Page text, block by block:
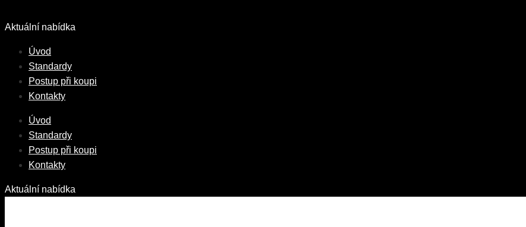
na
Aktuální nabídka
Úvod
Standardy
Postup při koupi
Kontakty
Úvod
Standardy
Postup při koupi
Kontakty
Aktuální nabídka